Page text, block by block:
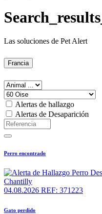
Las soluciones de Pet Alert
Francia
Alertas de hallazgo
Alertas de Desaparición
Perro encontrado
Chantilly
04.08.2026 REF: 371223
Gato perdido